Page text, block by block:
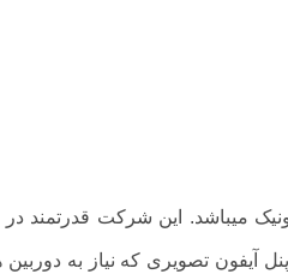
میباشد. این شرکت قدرتمند در
آیفون تصویری که نیاز به